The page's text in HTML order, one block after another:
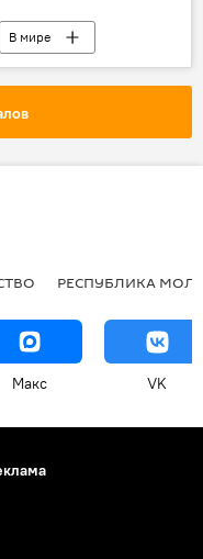
В мире
граница
РЕСПУБЛИКА
Макс VK